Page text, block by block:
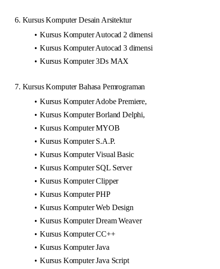
6. Kursus Komputer Desain Arsitektur
Kursus Komputer Autocad 2 dimensi
Kursus Komputer Autocad 3 dimensi
Kursus Komputer 3Ds MAX
7. Kursus Komputer Bahasa Pemrograman
Kursus Komputer Adobe Premiere,
Kursus Komputer Borland Delphi,
Kursus Komputer MYOB
Kursus Komputer S.A.P.
Kursus Komputer Visual Basic
Kursus Komputer SQL Server
Kursus Komputer Clipper
Kursus Komputer PHP
Kursus Komputer Web Design
Kursus Komputer Dream Weaver
Kursus Komputer CC++
Kursus Komputer Java
Kursus Komputer Java Script